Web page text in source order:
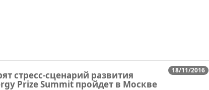
18/11/2016
стресс-сценарий развития
Prize Summit пройдет в Москве